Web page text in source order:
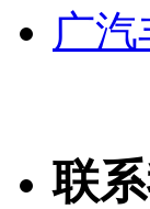
广
联